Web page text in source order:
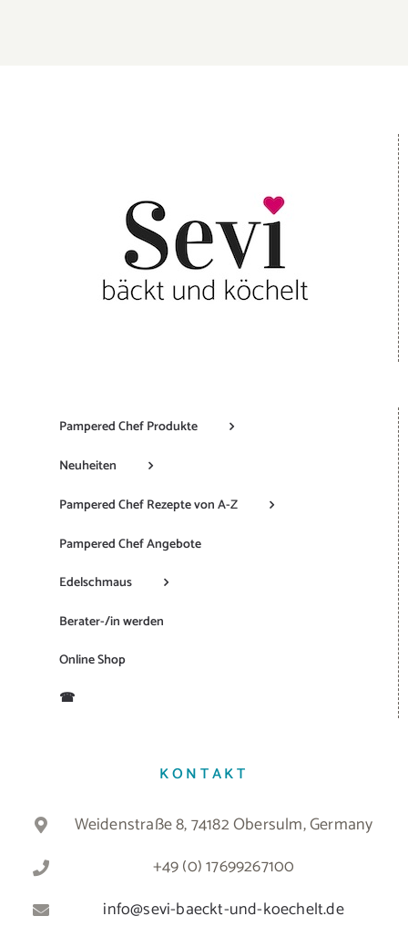
Pampered Chef Produkte
Neuheiten
Pampered Chef Rezepte von A-Z
Pampered Chef Angebote
Edelschmaus
Berater-/in werden
Online Shop
☎
KONTAKT
Weidenstraße 8, 74182 Obersulm, Germany
+49 (0) 17699267100
info@sevi-baeckt-und-koechelt.de